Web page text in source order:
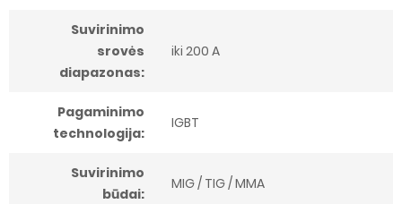
Suvirinimo
srovės
diapazonas:
iki 200 A
Pagaminimo
technologija:
IGBT
Suvirinimo
būdai:
MIG / TIG / MMA